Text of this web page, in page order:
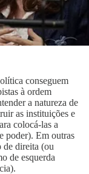
conseguem
à ordem
a natureza de
as instituições e
colocá-las a
poder). Em outras
de direita (ou
de esquerda